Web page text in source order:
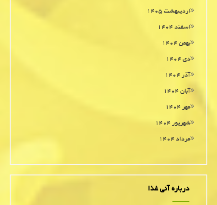
اردیبهشت ۱۴۰۵
اسفند ۱۴۰۴
بهمن ۱۴۰۴
دی ۱۴۰۴
آذر ۱۴۰۴
آبان ۱۴۰۴
مهر ۱۴۰۴
شهریور ۱۴۰۴
مرداد ۱۴۰۴
درباره آنی غذا